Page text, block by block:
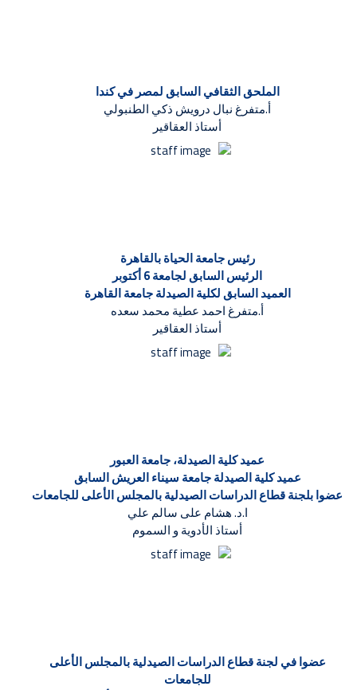
الملحق الثقافي السابق لمصر في كندا
أ.متفرغ نبال درويش ذكي الطنبولي
أستاذ العقاقير
رئيس جامعة الحياة بالقاهرة
الرئيس السابق لجامعة 6 أكتوبر
العميد السابق لكلية الصيدلة جامعة القاهرة
أ.متفرغ احمد عطية محمد سعده
أستاذ العقاقير
عميد كلية الصيدلة، جامعة العبور
عميد كلية الصيدلة جامعة سيناء العريش السابق
عضوا بلجنة قطاع الدراسات الصيدلية بالمجلس الأعلى للجامعات
ا.د. هشام على سالم علي
أستاذ الأدوية و السموم
عضوا في لجنة قطاع الدراسات الصيدلية بالمجلس الأعلى
للجامعات